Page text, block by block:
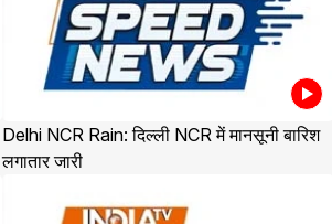
Delhi NCR Rain: दिल्ली NCR में मानसूनी बारिश
लगातार जारी